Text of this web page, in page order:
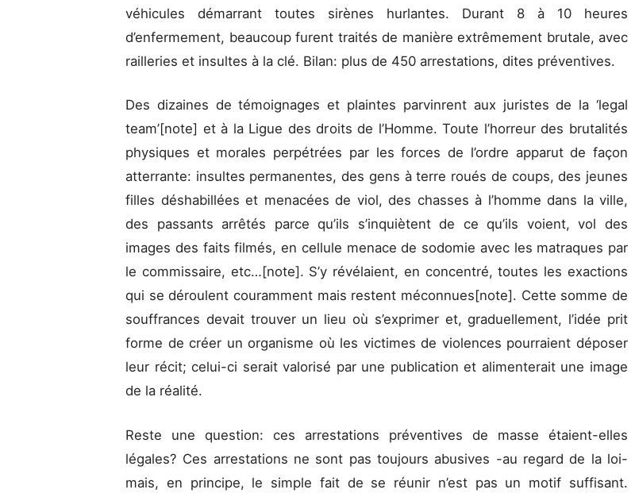
véhicules démarrant toutes sirènes hurlantes. Durant 8 à 10 heures
d’enfermement, beaucoup furent traités de manière extrêmement brutale, avec
railleries et insultes à la clé. Bilan: plus de 450 arrestations, dites préventives.
Des dizaines de témoignages et plaintes parvinrent aux juristes de la ‘legal
team’[note] et à la Ligue des droits de l’Homme. Toute l’horreur des brutalités
physiques et morales perpétrées par les forces de l’ordre apparut de façon
atterrante: insultes permanentes, des gens à terre roués de coups, des jeunes
filles déshabillées et menacées de viol, des chasses à l’homme dans la ville,
des passants arrêtés parce qu’ils s’inquiètent de ce qu’ils voient, vol des
images des faits filmés, en cellule menace de sodomie avec les matraques par
le commissaire, etc…[note]. S’y révélaient, en concentré, toutes les exactions
qui se déroulent couramment mais restent méconnues[note]. Cette somme de
souffrances devait trouver un lieu où s’exprimer et, graduellement, l’idée prit
forme de créer un organisme où les victimes de violences pourraient déposer
leur récit; celui-ci serait valorisé par une publication et alimenterait une image
de la réalité.
Reste une question: ces arrestations préventives de masse étaient-elles
légales? Ces arrestations ne sont pas toujours abusives -au regard de la loi-
mais, en principe, le simple fait de se réunir n’est pas un motif suffisant.